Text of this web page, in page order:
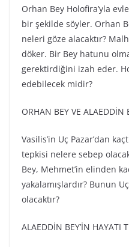
Orhan Bey Holofira’yla
bir şekilde söyler. Orhan
neleri göze alacaktır?
döker. Bir Bey hatunu
gerektirdiğini izah eder.
edebilecek midir?
ORHAN BEY VE ALAEDDİN
Vasilis’in Uç Pazar’dan
tepkisi nelere sebep
Bey, Mehmet’in elinden
yakalamışlardır? Bunun
olacaktır?
ALAEDDİN BEY’İN HAYATI